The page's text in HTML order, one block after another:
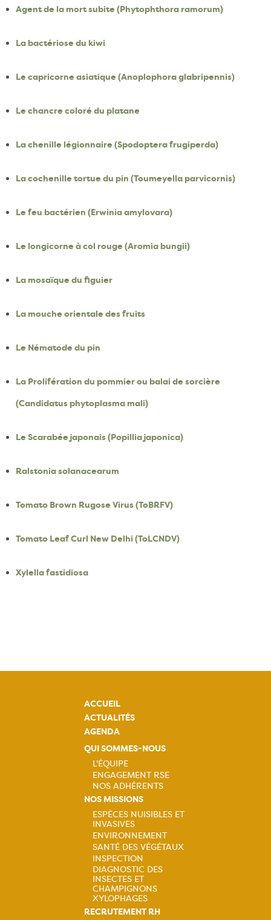
Agent de la mort subite (Phytophthora ramorum)
La bactériose du kiwi
Le capricorne asiatique (Anoplophora glabripennis)
Le chancre coloré du platane
La chenille légionnaire (Spodoptera frugiperda)
La cochenille tortue du pin (Toumeyella parvicornis)
Le feu bactérien (Erwinia amylovara)
Le longicorne à col rouge (Aromia bungii)
La mosaïque du figuier
La mouche orientale des fruits
Le Nématode du pin
La Prolifération du pommier ou balai de sorcière
(Candidatus phytoplasma mali)
Le Scarabée japonais (Popillia japonica)
Ralstonia solanacearum
Tomato Brown Rugose Virus (ToBRFV)
Tomato Leaf Curl New Delhi (ToLCNDV)
Xylella fastidiosa
ACCUEIL
ACTUALITÉS
AGENDA
QUI SOMMES-NOUS
Navigation
principale
L'ÉQUIPE
ENGAGEMENT RSE
NOS ADHÉRENTS
NOS MISSIONS
Navigation
principale
ESPÈCES NUISIBLES ET
INVASIVES
ENVIRONNEMENT
SANTÉ DES VÉGÉTAUX
INSPECTION
DIAGNOSTIC DES
INSECTES ET
CHAMPIGNONS
XYLOPHAGES
RECRUTEMENT RH